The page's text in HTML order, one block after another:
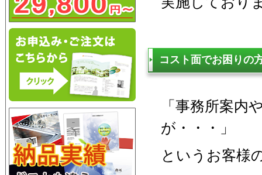
コスト面でお困りの
「事務所案内
が・・・」
というお客様